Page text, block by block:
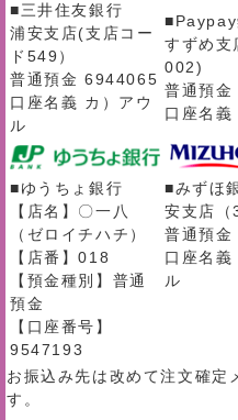
■三井住友銀行
浦安支店(支店コー
ド549）
普通預金 6944065
口座名義 カ）アウ
ル
■Paypay
すずめ支
002)
普通預
口座名
■ゆうちょ銀行
【店名】〇一八
（ゼロイチハチ）
【店番】018
【預金種別】普通
預金
【口座番号】
9547193
■みずほ
安支店（
普通預
口座名義
ル
お振込み先は改めて注文確定
す。